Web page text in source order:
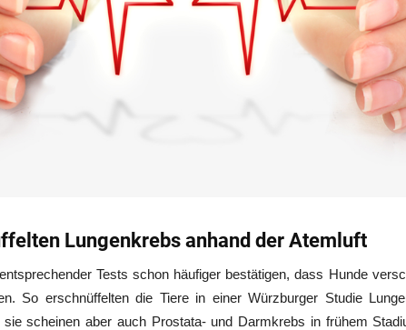
Lungenkrebs anhand der Atemluft
Tests schon häufiger bestätigen, dass Hunde
So erschnüffelten die Tiere in einer Würzburger Studie
scheinen aber auch Prostata- und Darmkrebs in frühem